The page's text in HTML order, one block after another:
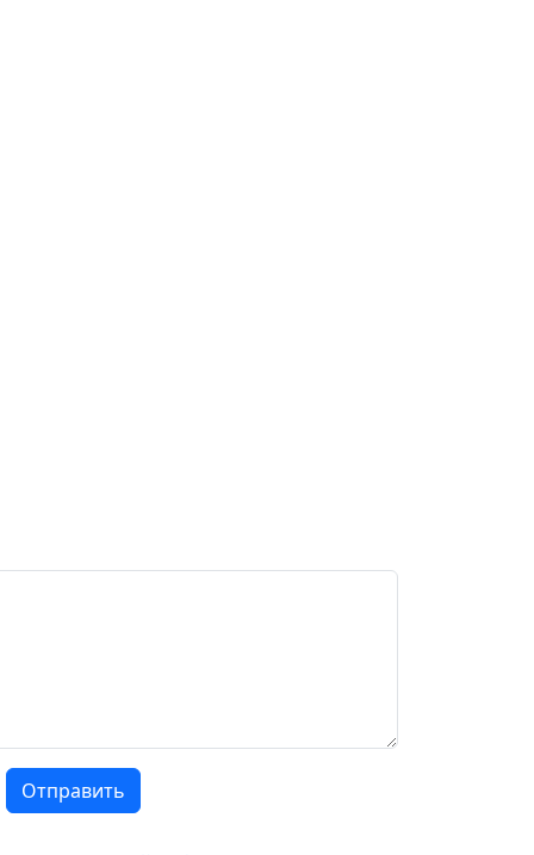
Отправить